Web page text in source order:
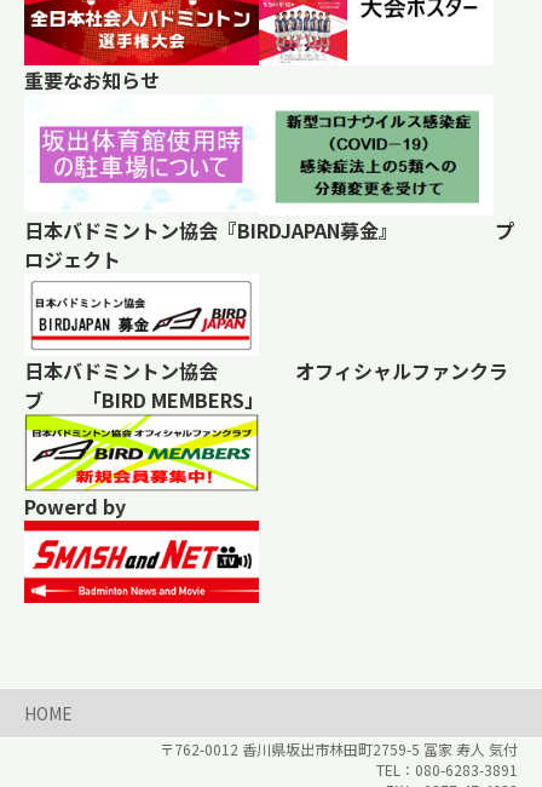
重要なお知らせ
日本バドミントン協会『BIRDJAPAN募金』 プ
ロジェクト
日本バドミントン協会 オフィシャルファンクラ
ブ 「BIRD MEMBERS」
Powerd by
HOME
〒762-0012 香川県坂出市林田町2759-5 冨家 寿人 気付
080-6283-3891